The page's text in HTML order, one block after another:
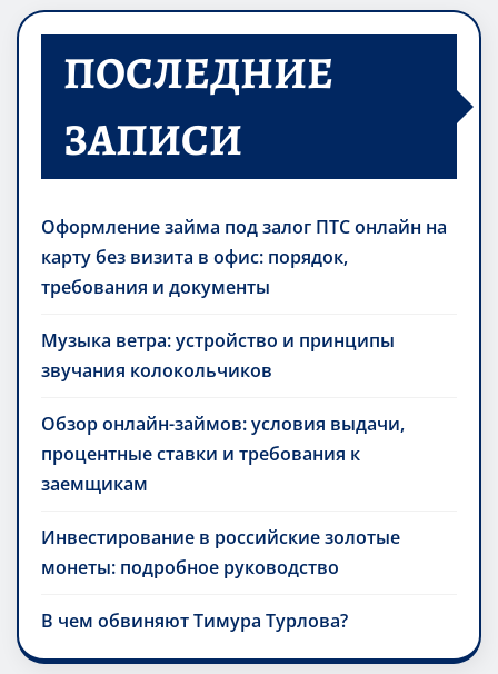
ПОСЛЕДНИЕ
ЗАПИСИ
Оформление займа под залог ПТС онлайн на
карту без визита в офис: порядок,
требования и документы
Музыка ветра: устройство и принципы
звучания колокольчиков
Обзор онлайн-займов: условия выдачи,
процентные ставки и требования к
заемщикам
Инвестирование в российские золотые
монеты: подробное руководство
В чем обвиняют Тимура Турлова?